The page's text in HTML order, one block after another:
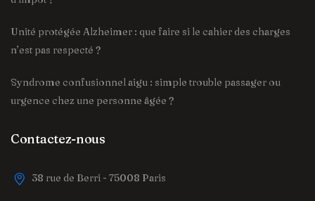
Unité protégée Alzheimer : que faire si le cahier des charges
n’est pas respecté ?
Syndrome confusionnel aigu : simple trouble passager ou
urgence chez une personne âgée ?
Contactez-nous
38 rue de Berri - 75008 Paris